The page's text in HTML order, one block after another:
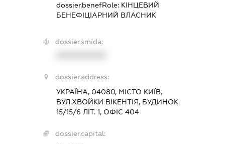
dossier.benefRole: КІНЦЕВИЙ
БЕНЕФІЦІАРНИЙ ВЛАСНИК
dossier.smida:
dossier.address:
УКРАЇНА, 04080, МІСТО КИЇВ,
ВУЛ.ХВОЙКИ ВІКЕНТІЯ, БУДИНОК
15/15/6 ЛІТ. 1, ОФІС 404
dossier.capital: